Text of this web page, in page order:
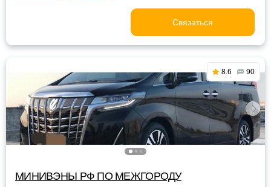
Связаться
8.6 90
МИНИВЭНЫ РФ ПО МЕЖГОРОДУ